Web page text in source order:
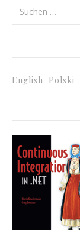
English Polski